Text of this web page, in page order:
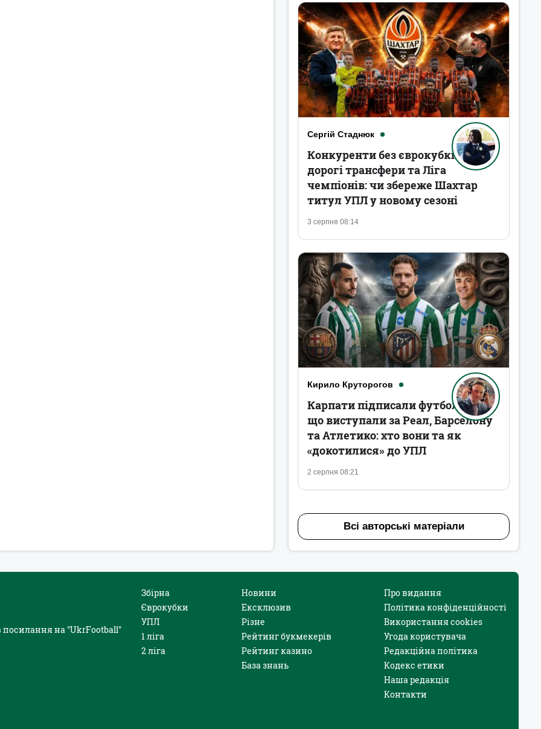
Сергій Стаднюк
3 серпня 08:14
Конкуренти без єврокубків,
дорогі трансфери та Ліга
чемпіонів: чи збереже Шахтар
титул УПЛ у новому сезоні
Кирило Круторогов
2 серпня 08:21
Карпати підписали футболістів,
що виступали за Реал, Барселону
та Атлетико: хто вони та як
«докотилися» до УПЛ
Всі авторські матеріали
посилання на "UkrFootball"
Збірна
Єврокубки
УПЛ
1 ліга
2 ліга
Новини
Ексклюзив
Різне
Рейтинг букмекерів
Рейтинг казино
База знань
Про видання
Політика конфіденційності
Використання cookies
Угода користувача
Редакційна політика
Кодекс етики
Наша редакція
Контакти